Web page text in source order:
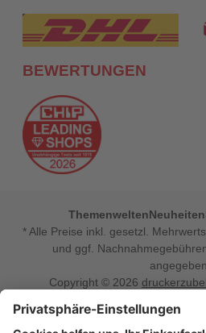
BEWERTUNGEN
ThemenweltenNeuheiten
* Alle Preise inkl. gesetzl.
und ggf.
angegeben.
Copyright © 2026
Vertrag